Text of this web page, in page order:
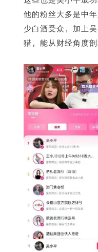
他的粉丝大多是中
少白酒受众，加上
猎，能从财经角度